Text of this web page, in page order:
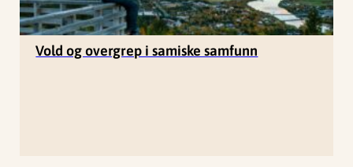
Vold og overgrep i samiske samfunn